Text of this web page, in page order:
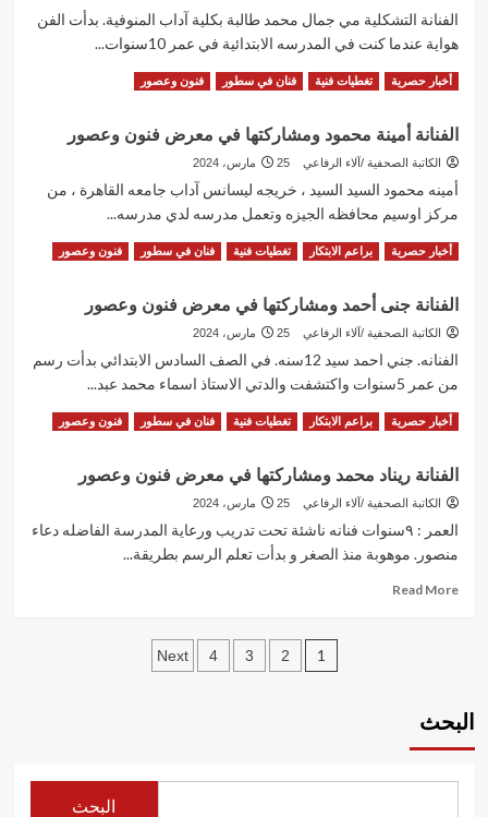
صبحي
ومشاركتها
في
معرض
فنون
الفنانة التشكلية مي جمال محمد طالبة بكلية آداب المنوفية. بدأت الفن
هواية عندما كنت في المدرسه الابتدائية في عمر 10سنوات...
Read More
Read
الفنانة
مي
جمال
ومشاركتها
في
معرض
فنون
أخبار حصرية تغطيات فنية فنان في سطور فنون وعصور
الفنانة أمينة محمود ومشاركتها في معرض فنون وعصور
الكاتبة الصحفية /آلاء الرفاعي 25 مارس، 2024
أمينه محمود السيد السيد ، خريجه ليسانس آداب جامعه القاهرة ، من
مركز اوسيم محافظه الجيزه وتعمل مدرسه لدي مدرسه...
Read More
Read
الفنانة
أمينة
محمود
ومشاركتها
في
معرض
فنون
أخبار حصرية براعم الابتكار تغطيات فنية فنان في سطور فنون وعصور
الفنانة جنى أحمد ومشاركتها في معرض فنون وعصور
الكاتبة الصحفية /آلاء الرفاعي 25 مارس، 2024
الفنانه. جني احمد سيد 12سنه. في الصف السادس الابتدائي بدأت رسم
من عمر 5سنوات واكتشفت والدتي الاستاذ اسماء محمد عبد...
Read More
Read
الفنانة
جنى
أحمد
ومشاركتها
في
أخبار حصرية براعم الابتكار تغطيات فنية فنان في سطور فنون وعصور
الفنانة ريناد محمد ومشاركتها في معرض فنون وعصور
الكاتبة الصحفية /آلاء الرفاعي 25 مارس، 2024
العمر : ٩سنوات فنانه ناشئة تحت تدريب ورعاية المدرسة الفاضله دعاء
منصور. موهوبة منذ الصغر و بدأت تعلم الرسم بطريقة...
Read More
تعدد
1
2
3
4
Next
البحث
البحث